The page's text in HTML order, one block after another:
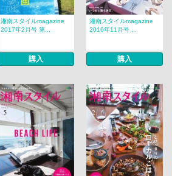
湘南スタイルmagazine
2017年2月号 第...
購入
湘南スタイルmagazine
2016年11月号 ...
購入